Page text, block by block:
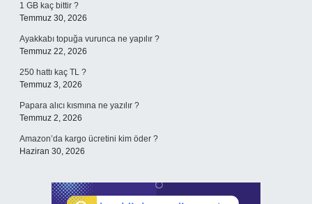
1 GB kaç bittir ?
Temmuz 30, 2026
Ayakkabı topuğa vurunca ne yapılır ?
Temmuz 22, 2026
250 hattı kaç TL ?
Temmuz 3, 2026
Papara alıcı kısmına ne yazılır ?
Temmuz 2, 2026
Amazon’da kargo ücretini kim öder ?
Haziran 30, 2026